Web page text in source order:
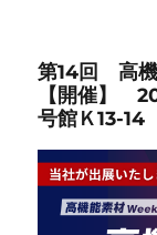
の
お
知
ら
せ
第14回 高
【開催】
号館Ｋ13-14